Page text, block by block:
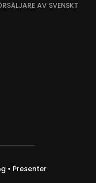
AV SVENSKT
• Presenter